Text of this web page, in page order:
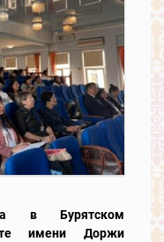
в Бурятском
имени Доржи